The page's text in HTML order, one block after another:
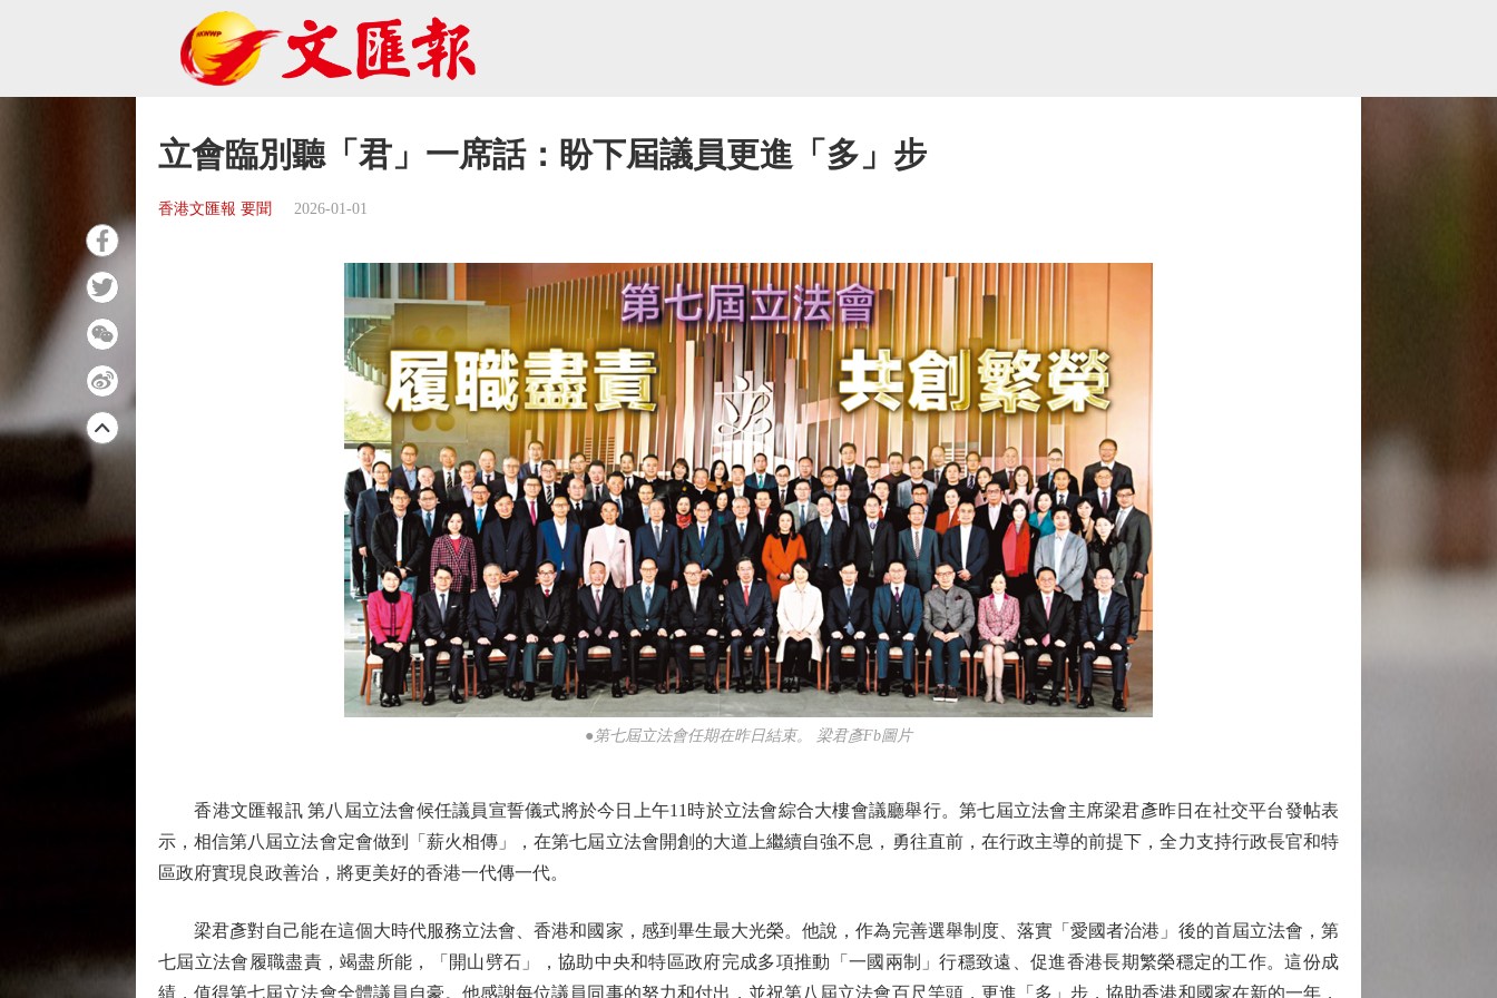
立會臨別聽「君」一席話：盼下屆議員更進「多」步
香港文匯報 要聞 2026-01-01
●第七屆立法會任期在昨日結束。 梁君彥Fb圖片
香港文匯報訊 第八屆立法會候任議員宣誓儀式將於今日上午11時於立法會綜合大樓會議廳舉行。第七屆立法會主席梁君彥昨日在社交平台發帖表
示，相信第八屆立法會定會做到「薪火相傳」，在第七屆立法會開創的大道上繼續自強不息，勇往直前，在行政主導的前提下，全力支持行政長官和特
區政府實現良政善治，將更美好的香港一代傳一代。
梁君彥對自己能在這個大時代服務立法會、香港和國家，感到畢生最大光榮。他說，作為完善選舉制度、落實「愛國者治港」後的首屆立法會，第
七屆立法會履職盡責，竭盡所能，「開山劈石」，協助中央和特區政府完成多項推動「一國兩制」行穩致遠、促進香港長期繁榮穩定的工作。這份成
績，值得第七屆立法會全體議員自豪。他感謝每位議員同事的努力和付出，並祝第八屆立法會百尺竿頭，更進「多」步，協助香港和國家在新的一年，